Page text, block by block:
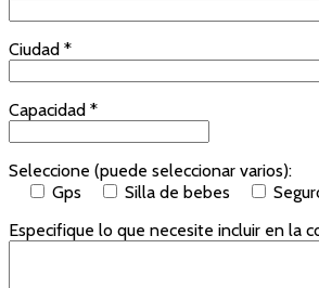
Ciudad *
Capacidad *
Seleccione (puede seleccionar varios):
Gps
Silla de bebes
Especifique lo que necesite incluir en la